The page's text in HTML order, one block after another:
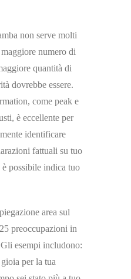
non serve molti
numero di
quantità di
dovrebbe essere.
come peak e
è eccellente per
identificare
fattuali su tuo
possibile indica tuo
area sul
preoccupazioni in
esempi includono:
per la tua